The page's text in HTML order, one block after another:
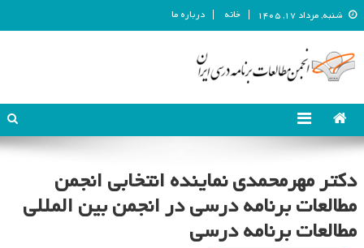
شنبه, مرداد ۱۷, ۱۴۰۵ خانه درباره ما
انجمن مطالعات برنامه درسی ایران
دکتر مهرمحمدی نماینده انتخابی انجمن
مطالعات برنامه درسی در انجمن بین المللی
مطالعات برنامه درسی